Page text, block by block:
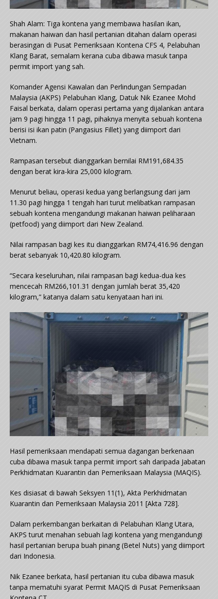
Shah Alam: Tiga kontena yang membawa hasilan ikan,
makanan haiwan dan hasil pertanian ditahan dalam operasi
berasingan di Pusat Pemeriksaan Kontena CFS 4, Pelabuhan
Klang Barat, semalam kerana cuba dibawa masuk tanpa
permit import yang sah.
Komander Agensi Kawalan dan Perlindungan Sempadan
Malaysia (AKPS) Pelabuhan Klang, Datuk Nik Ezanee Mohd
Faisal berkata, dalam operasi pertama yang dijalankan antara
jam 9 pagi hingga 11 pagi, pihaknya menyita sebuah kontena
berisi isi ikan patin (Pangasius Fillet) yang diimport dari
Vietnam.
Rampasan tersebut dianggarkan bernilai RM191,684.35
dengan berat kira-kira 25,000 kilogram.
Menurut beliau, operasi kedua yang berlangsung dari jam
11.30 pagi hingga 1 tengah hari turut melibatkan rampasan
sebuah kontena mengandungi makanan haiwan peliharaan
(petfood) yang diimport dari New Zealand.
Nilai rampasan bagi kes itu dianggarkan RM74,416.96 dengan
berat sebanyak 10,420.80 kilogram.
“Secara keseluruhan, nilai rampasan bagi kedua-dua kes
mencecah RM266,101.31 dengan jumlah berat 35,420
kilogram,” katanya dalam satu kenyataan hari ini.
Hasil pemeriksaan mendapati semua dagangan berkenaan
cuba dibawa masuk tanpa permit import sah daripada Jabatan
Perkhidmatan Kuarantin dan Pemeriksaan Malaysia (MAQIS).
Kes disiasat di bawah Seksyen 11(1), Akta Perkhidmatan
Kuarantin dan Pemeriksaan Malaysia 2011 [Akta 728].
Dalam perkembangan berkaitan di Pelabuhan Klang Utara,
AKPS turut menahan sebuah lagi kontena yang mengandungi
hasil pertanian berupa buah pinang (Betel Nuts) yang diimport
dari Indonesia.
Nik Ezanee berkata, hasil pertanian itu cuba dibawa masuk
tanpa mematuhi syarat Permit MAQIS di Pusat Pemeriksaan